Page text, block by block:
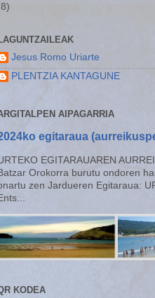
Jesus Romo Uriarte
PLENTZIA KANTAGUNE
AIPAGARRIA
egitaraua
EGITARAUAREN
Orokorra burutu ondoren
zen Jardueren Egitaraua:
KODEA